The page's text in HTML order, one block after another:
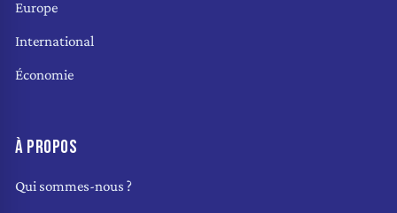
Europe
International
Économie
À PROPOS
Qui sommes-nous ?